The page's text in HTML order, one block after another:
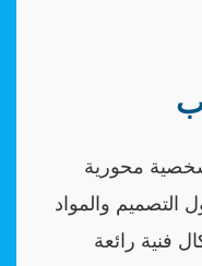
محورية
والمواد
فنية رائعة